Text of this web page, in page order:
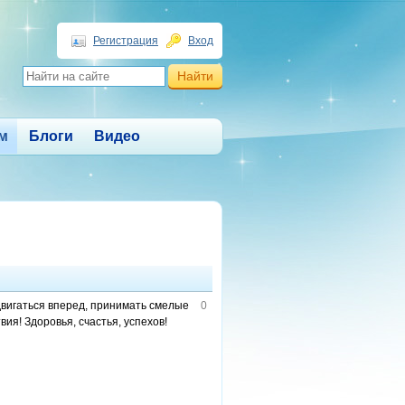
Регистрация Вход
Блоги Видео
0
вперед, принимать смелые
Здоровья, счастья, успехов!